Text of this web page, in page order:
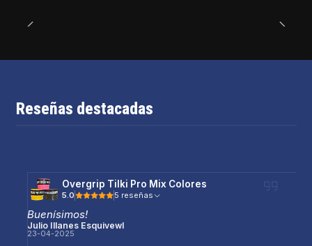
Reseñas destacadas
Overgrip Tilki Pro Mix Colores
5.0 5 reseñas
Buenísimos!
Julio Illanes Esquivewl
23-04-2025